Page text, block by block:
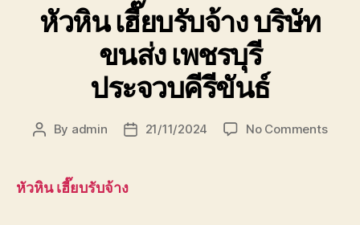
หัวหิน เฮี๊ยบรับจ้าง บริษัท
ขนส่ง เพชรบุรี
ประจวบคีรีขันธ์
Post
By admin
Post21/11/2024 No Commentson
หัวหิน เฮี๊ยบรับจ้าง